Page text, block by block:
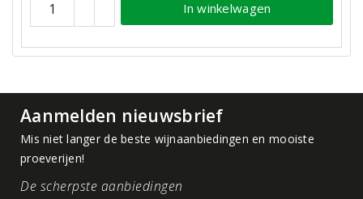
In winkelwagen
Aanmelden nieuwsbrief
Mis niet langer de beste wijnaanbiedingen en mooiste
proeverijen!
De scherpste aanbiedingen